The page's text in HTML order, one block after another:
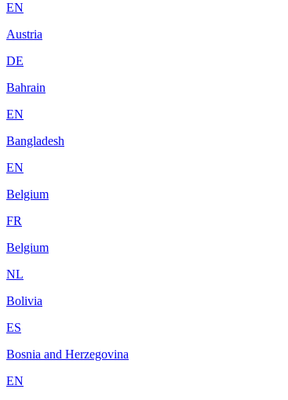
EN
Austria
DE
Bahrain
EN
Bangladesh
EN
Belgium
FR
Belgium
NL
Bolivia
ES
Bosnia and Herzegovina
EN